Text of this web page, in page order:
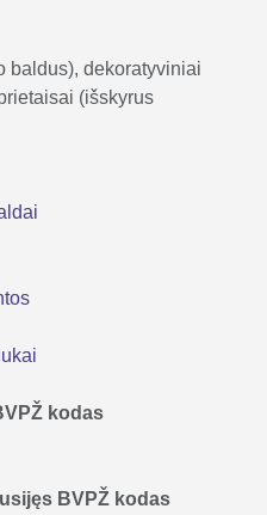
baldus), dekoratyviniai
(išskyrus
kodas
BVPŽ kodas